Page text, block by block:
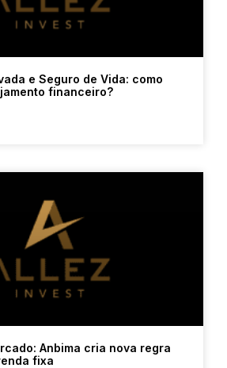
e Seguro de Vida: como
financeiro?
Anbima cria nova regra
fixa